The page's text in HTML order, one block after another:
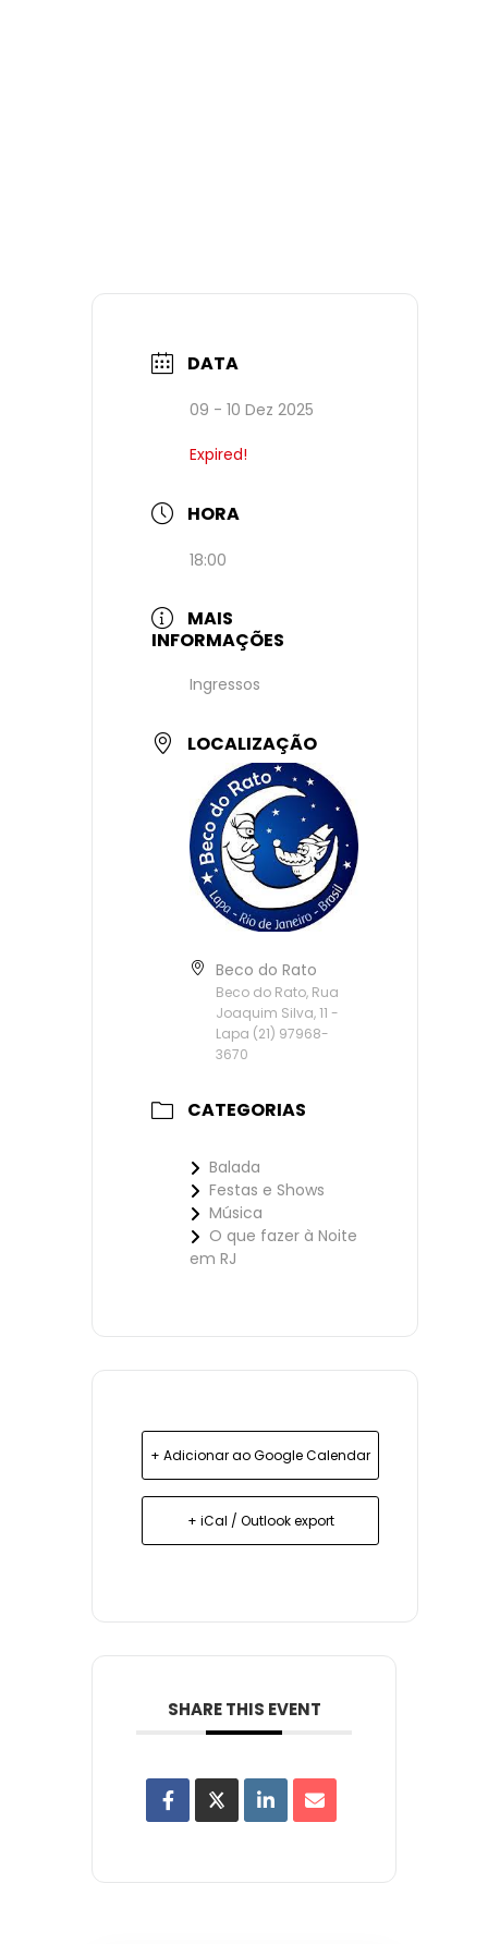
DATA
09 - 10 Dez 2025
Expired!
HORA
18:00
MAIS
INFORMAÇÕES
Ingressos
LOCALIZAÇÃO
Beco do Rato
Beco do Rato, Rua
Joaquim Silva, 11 -
Lapa (21) 97968-
3670
CATEGORIAS
Balada
Festas e Shows
Música
O que fazer à Noite
em RJ
+ Adicionar ao Google Calendar
+ iCal / Outlook export
SHARE THIS EVENT